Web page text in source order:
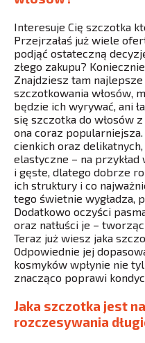
Interesuje Cię szczotka
Przejrzałaś już wiele
podjąć ostateczną
złego zakupu?
Znajdziesz tam
szczotkowania włosów,
będzie ich wyrywać, ani
się szczotka do włosów
ona coraz
cienkich oraz
elastyczne – na przykład
i gęste, dlatego dobrze
ich struktury i co
tego świetnie wygładza,
Dodatkowo oczyści
oraz natłuści je –
Teraz już wiesz jaka
Odpowiednie jej
kosmyków wpłynie nie
znacząco poprawi
Jaka szczotka jest
rozczesywania